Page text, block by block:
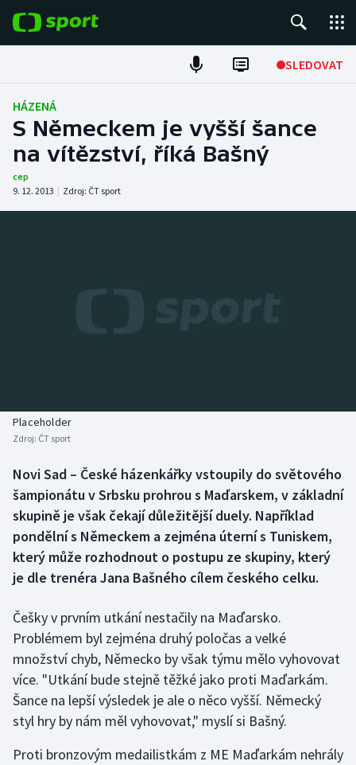
SLEDOVAT
Fotbal
Hokej
Atletika
Biatlon
Boby a skeleton
Box
Curling
Florbal
Futsal
Golf
Gymnastika
Aplikace ČT sport
AZ kvíz
HÁZENÁ
S Německem je vyšší šance
na vítězství, říká Bašný
cep
9. 12. 2013 | Zdroj: ČT sport
Placeholder
Zdroj: ČT sport
Novi Sad – České házenkářky vstoupily do světového
šampionátu v Srbsku prohrou s Maďarskem, v základní
skupině je však čekají důležitější duely. Například
pondělní s Německem a zejména úterní s Tuniskem,
který může rozhodnout o postupu ze skupiny, který
je dle trenéra Jana Bašného cílem českého celku.
Češky v prvním utkání nestačily na Maďarsko.
Problémem byl zejména druhý poločas a velké
množství chyb, Německo by však týmu mělo vyhovovat
více. "Utkání bude stejně těžké jako proti Maďarkám.
Šance na lepší výsledek je ale o něco vyšší. Německý
styl hry by nám měl vyhovovat," myslí si Bašný.
Proti bronzovým medailistkám z ME Maďarkám nehrály